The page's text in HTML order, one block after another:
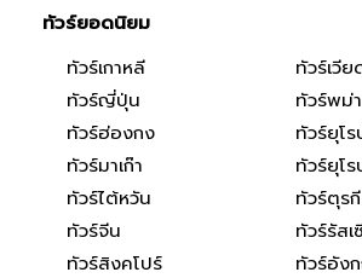
ทัวร์ยอดนิยม
ทัวร์เกาหลี
ทัวร์ญี่ปุ่น
ทัวร์ฮ่องกง
ทัวร์มาเก๊า
ทัวร์ไต้หวัน
ทัวร์จีน
ทัวร์สิงคโปร์
ทัวร์เวี
ทัวร์พม่า
ทัวร์ยุโ
ทัวร์ยุโ
ทัวร์ตุรกี
ทัวร์รัสเ
ทัวร์อัง